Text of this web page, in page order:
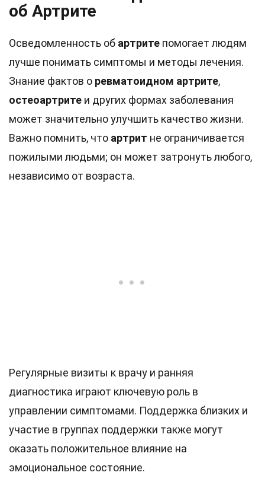
об Артрите
Осведомленность об артрите помогает людям
лучше понимать симптомы и методы лечения.
Знание фактов о ревматоидном артрите,
остеоартрите и других формах заболевания
может значительно улучшить качество жизни.
Важно помнить, что артрит не ограничивается
пожилыми людьми; он может затронуть любого,
независимо от возраста.
Регулярные визиты к врачу и ранняя
диагностика играют ключевую роль в
управлении симптомами. Поддержка близких и
участие в группах поддержки также могут
оказать положительное влияние на
эмоциональное состояние.